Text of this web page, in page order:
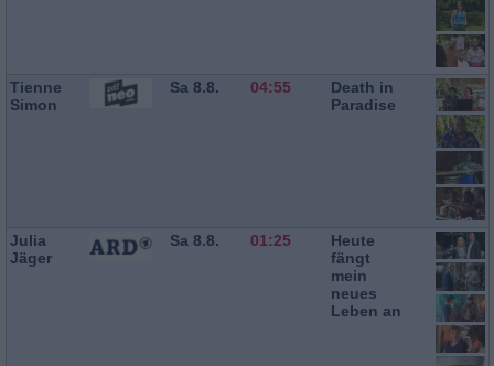
Tienne
Simon
Sa 8.8. 04:55
Death in
Paradise
Julia
Jäger
Sa 8.8. 01:25
Heute
fängt
mein
neues
Leben an